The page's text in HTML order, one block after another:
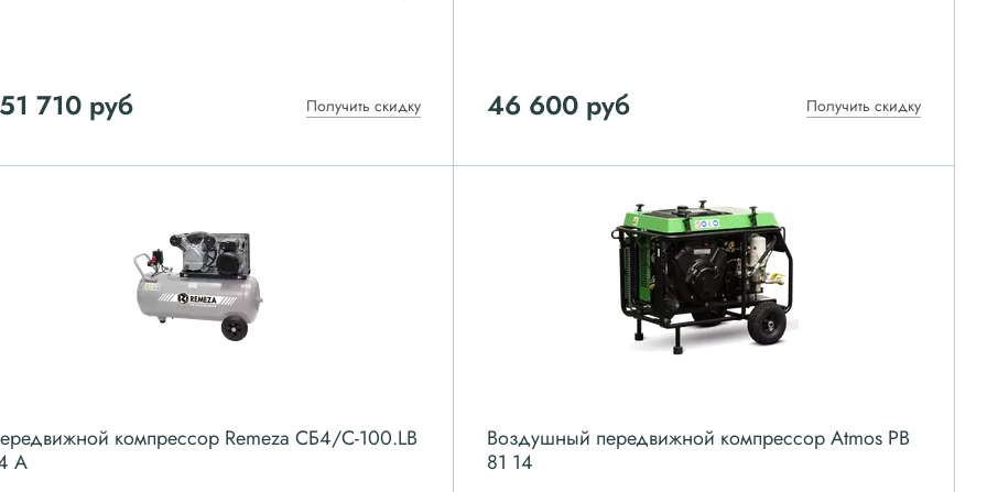
710 руб Получить скидку 46 600руб Получить скидку
компрессор Remeza СБ4/С-100.LB
A
Воздушный передвижной компрессор Atmos PB
81 14